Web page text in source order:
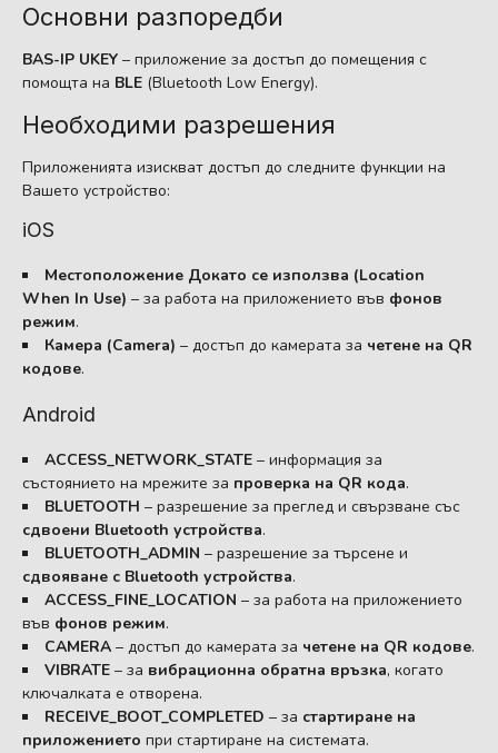
Основни разпоредби
BAS-IP UKEY – приложение за достъп до помещения с
помощта на BLE (Bluetooth Low Energy).
Необходими разрешения
Приложенията изискват достъп до следните функции на
Вашето устройство:
iOS
Местоположение Докато се използва (Location
When In Use) – за работа на приложението във фонов
режим.
Камера (Camera) – достъп до камерата за четене на QR
кодове.
Android
ACCESS_NETWORK_STATE – информация за
състоянието на мрежите за проверка на QR кода.
BLUETOOTH – разрешение за преглед и свързване със
сдвоени Bluetooth устройства.
BLUETOOTH_ADMIN – разрешение за търсене и
сдвояване с Bluetooth устройства.
ACCESS_FINE_LOCATION – за работа на приложението
във фонов режим.
CAMERA – достъп до камерата за четене на QR кодове.
VIBRATE – за вибрационна обратна връзка, когато
ключалката е отворена.
RECEIVE_BOOT_COMPLETED – за стартиране на
приложението при стартиране на системата.